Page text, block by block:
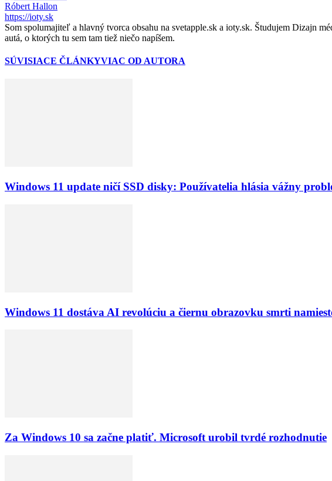
Róbert Hallon
https://ioty.sk
Som spolumajiteľ a hlavný tvorca obsahu na svetapple.sk a ioty.sk. Študujem Dizajn
autá, o ktorých tu sem tam tiež niečo napíšem.
SÚVISIACE ČLÁNKYVIAC OD AUTORA
Windows 11 update ničí SSD disky: Používatelia hlásia vážny
Windows 11 dostáva AI revolúciu a čiernu obrazovku smrti
Za Windows 10 sa začne platiť. Microsoft urobil tvrdé rozhodnutie